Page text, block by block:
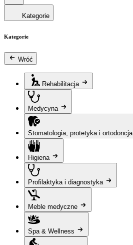
Kategorie
Kategorie
Wróć
Rehabilitacja
Medycyna
Stomatologia, protetyka i ortodoncja
Higiena
Profilaktyka i diagnostyka
Meble medyczne
Spa & Wellness